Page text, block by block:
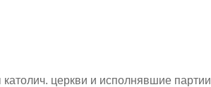
церкви и исполнявшие партии